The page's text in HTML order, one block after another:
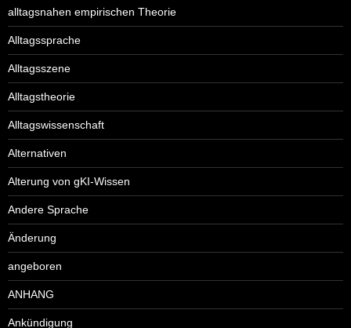
alltagsnahen empirischen Theorie
Alltagssprache
Alltagsszene
Alltagstheorie
Alltagswissenschaft
Alternativen
Alterung von gKI-Wissen
Andere Sprache
Änderung
angeboren
ANHANG
Ankündigung